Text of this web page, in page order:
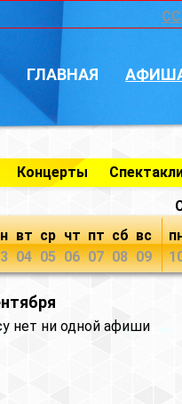
ГЛАВНАЯ
Концерты
вт
04
ср
05
чт
06
пт
07
сб
08
вс
09
нет ни одной афиши